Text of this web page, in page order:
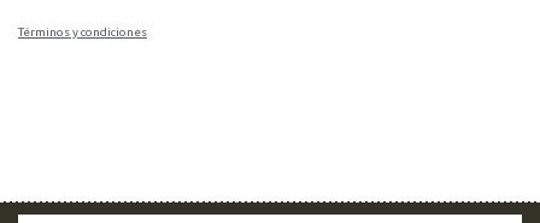
Términos y condiciones